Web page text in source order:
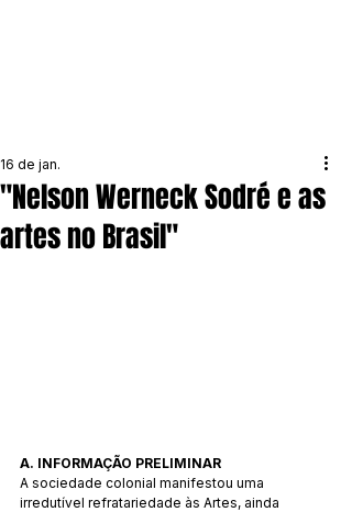
"Nelson Werneck Sodré e as
artes no Brasil"
16 de jan.
A. INFORMAÇÃO PRELIMINAR
A sociedade colonial manifestou uma
irredutível refratariedade às Artes, ainda